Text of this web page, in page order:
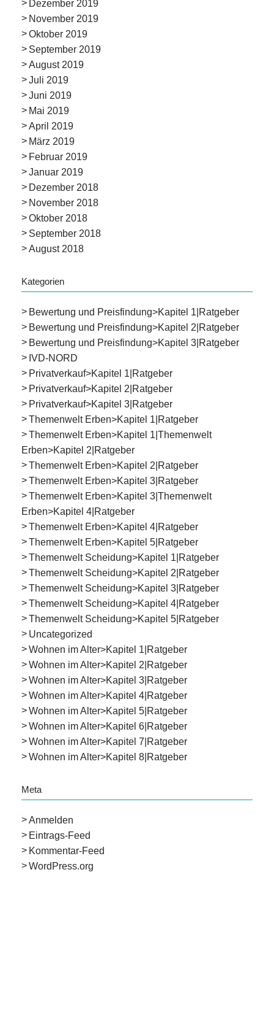
Dezember 2019
November 2019
Oktober 2019
September 2019
August 2019
Juli 2019
Juni 2019
Mai 2019
April 2019
März 2019
Februar 2019
Januar 2019
Dezember 2018
November 2018
Oktober 2018
September 2018
August 2018
Kategorien
Bewertung und Preisfindung>Kapitel 1|Ratgeber
Bewertung und Preisfindung>Kapitel 2|Ratgeber
Bewertung und Preisfindung>Kapitel 3|Ratgeber
IVD-NORD
Privatverkauf>Kapitel 1|Ratgeber
Privatverkauf>Kapitel 2|Ratgeber
Privatverkauf>Kapitel 3|Ratgeber
Themenwelt Erben>Kapitel 1|Ratgeber
Themenwelt Erben>Kapitel 1|Themenwelt
Erben>Kapitel 2|Ratgeber
Themenwelt Erben>Kapitel 2|Ratgeber
Themenwelt Erben>Kapitel 3|Ratgeber
Themenwelt Erben>Kapitel 3|Themenwelt
Erben>Kapitel 4|Ratgeber
Themenwelt Erben>Kapitel 4|Ratgeber
Themenwelt Erben>Kapitel 5|Ratgeber
Themenwelt Scheidung>Kapitel 1|Ratgeber
Themenwelt Scheidung>Kapitel 2|Ratgeber
Themenwelt Scheidung>Kapitel 3|Ratgeber
Themenwelt Scheidung>Kapitel 4|Ratgeber
Themenwelt Scheidung>Kapitel 5|Ratgeber
Uncategorized
Wohnen im Alter>Kapitel 1|Ratgeber
Wohnen im Alter>Kapitel 2|Ratgeber
Wohnen im Alter>Kapitel 3|Ratgeber
Wohnen im Alter>Kapitel 4|Ratgeber
Wohnen im Alter>Kapitel 5|Ratgeber
Wohnen im Alter>Kapitel 6|Ratgeber
Wohnen im Alter>Kapitel 7|Ratgeber
Wohnen im Alter>Kapitel 8|Ratgeber
Meta
Anmelden
Eintrags-Feed
Kommentar-Feed
WordPress.org